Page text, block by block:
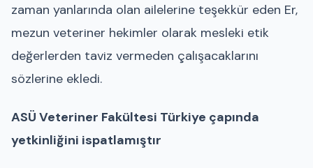
zaman yanlarında olan ailelerine teşekkür eden Er,
mezun veteriner hekimler olarak mesleki etik
değerlerden taviz vermeden çalışacaklarını
sözlerine ekledi.
ASÜ Veteriner Fakültesi Türkiye çapında
yetkinliğini ispatlamıştır